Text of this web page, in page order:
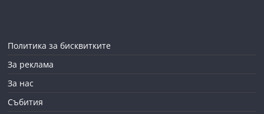
Политика за бисквитките
За реклама
За нас
Събития